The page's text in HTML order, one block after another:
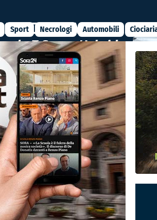
Sport Necrologi Automobili